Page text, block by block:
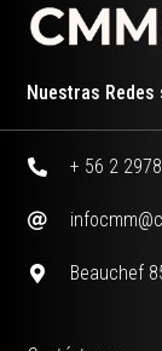
Nuestras Redes
+ 56 2
Beauchef